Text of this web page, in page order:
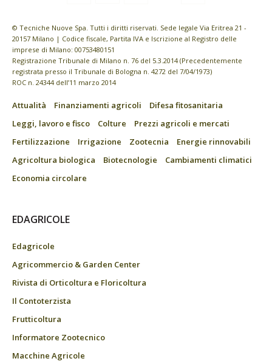
© Tecniche Nuove Spa. Tutti i diritti riservati. Sede legale Via Eritrea 21 -
20157 Milano | Codice fiscale, Partita IVA e Iscrizione al Registro delle
imprese di Milano: 00753480151
Registrazione Tribunale di Milano n. 76 del 5.3.2014 (Precedentemente
registrata presso il Tribunale di Bologna n. 4272 del 7/04/1973)
ROC n. 24344 dell’11 marzo 2014
Attualità Finanziamenti agricoli
Difesa fitosanitaria
Leggi, lavoro e fisco
Colture
Prezzi agricoli e mercati
Fertilizzazione
Irrigazione Zootecnia
Energie rinnovabili
Agricoltura biologica
Biotecnologie
Cambiamenti climatici
Economia circolare
EDAGRICOLE
Edagricole
Agricommercio & Garden Center
Rivista di Orticoltura e Floricoltura
Il Contoterzista
Frutticoltura
Informatore Zootecnico
Macchine Agricole